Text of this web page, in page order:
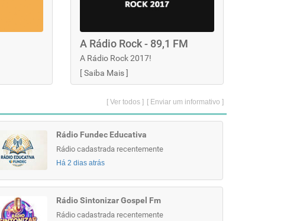
A Rádio Rock - 89,1 FM
A Rádio Rock 2017!
[Saiba Mais]
[ Enviar um informativo ]
[ Ver todos ]
Rádio Fundec Educativa
Rádio cadastrada recentemente
Há 2 dias atrás
Rádio Sintonizar Gospel Fm
Rádio cadastrada recentemente